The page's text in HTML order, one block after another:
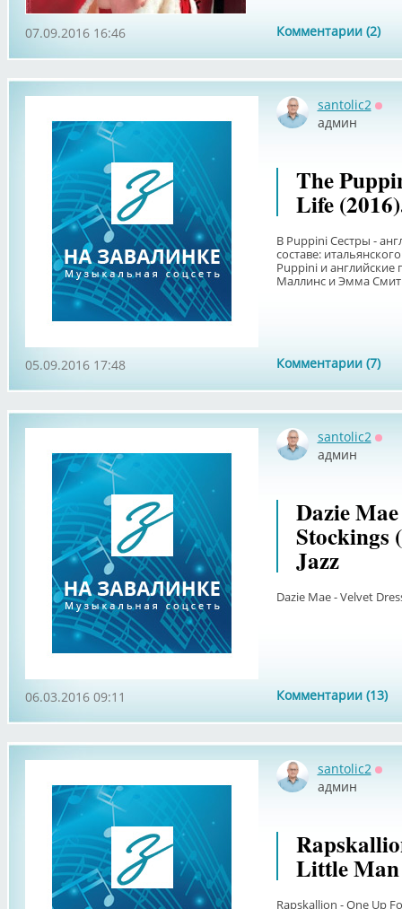
Комментарии (2)
07.09.2016 16:46
santolic2
админ
The
Life
В Puppini Сестры -
составе:
Puppini и английские
Маллинс и Эмма Смит.
Комментарии (7)
05.09.2016 17:48
santolic2
админ
Dazie
Stockings
Jazz
Dazie Mae - Velvet
Комментарии (13)
06.03.2016 09:11
santolic2
админ
Little Man
Rapskallion - One Up